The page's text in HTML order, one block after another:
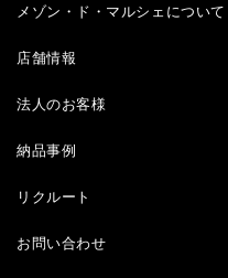
メゾン・ド・マルシェについて
店舗情報
法人のお客様
納品事例
リクルート
お問い合わせ